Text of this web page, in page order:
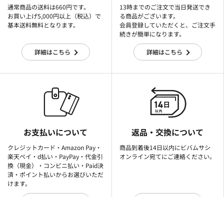
通常商品の送料は660円です。
お買い上げ5,000円以上（税込）で
基本送料無料となります。
詳細はこちら
13時までのご注文で当日発送でき
る商品がございます。
会員登録していただくと、ご注文手
続きが簡単になります。
詳細はこちら
お支払いについて
クレジットカード・Amazon Pay・
楽天ぺイ・d払い・PayPay・代金引
換（現金）・コンビニ払い・Paid決
済・ポイント払いからお選びいただ
けます。
返品・交換について
商品到着後14日以内にビバムサシ
オンライン宛てにご連絡ください。